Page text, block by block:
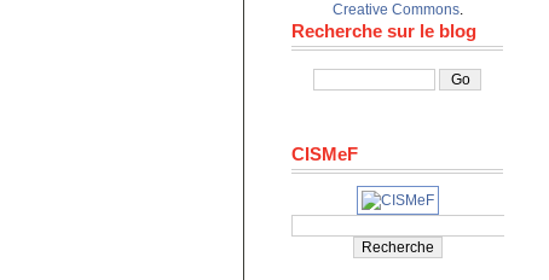
Creative Commons.
Recherche sur le blog
CISMeF